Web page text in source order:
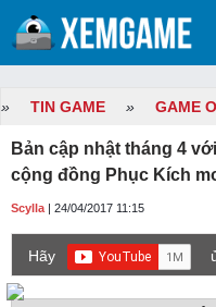
» TIN GAME » GAME
Bản cập nhật tháng 4
cộng đồng Phục Kích
Scylla | 24/04/2017 11:15
Hãy